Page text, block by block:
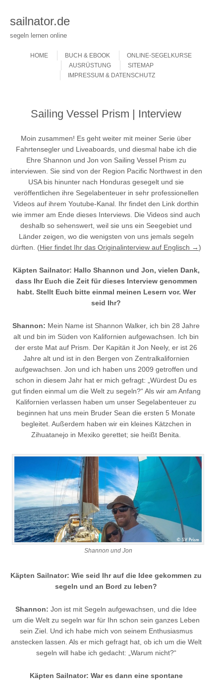
sailnator.de
segeln lernen online
MenuHOME
BUCH & EBOOK
ONLINE-SEGELKURSE
AUSRÜSTUNG
SITEMAP
IMPRESSUM & DATENSCHUTZ
Sailing Vessel Prism | Interview
Moin zusammen! Es geht weiter mit meiner Serie über
Fahrtensegler und Liveaboards, und diesmal habe ich die
Ehre Shannon und Jon von Sailing Vessel Prism zu
interviewen. Sie sind von der Region Pacific Northwest in den
USA bis hinunter nach Honduras gesegelt und sie
veröffentlichen ihre Segelabenteuer in sehr professionellen
Videos auf ihrem Youtube-Kanal. Ihr findet den Link dorthin
wie immer am Ende dieses Interviews. Die Videos sind auch
deshalb so sehenswert, weil sie uns ein Seegebiet und
Länder zeigen, wo die wenigsten von uns jemals segeln
dürften. (Hier findet Ihr das Originalinterview auf Englisch →)
Käpten Sailnator: Hallo Shannon und Jon, vielen Dank,
dass Ihr Euch die Zeit für dieses Interview genommen
habt. Stellt Euch bitte einmal meinen Lesern vor. Wer
seid Ihr?
Shannon: Mein Name ist Shannon Walker, ich bin 28 Jahre
alt und bin im Süden von Kalifornien aufgewachsen. Ich bin
der erste Mat auf Prism. Der Kapitän it Jon Neely, er ist 26
Jahre alt und ist in den Bergen von Zentralkalifornien
aufgewachsen. Jon und ich haben uns 2009 getroffen und
schon in diesem Jahr hat er mich gefragt: „Würdest Du es
gut finden einmal um die Welt zu segeln?“ Als wir am Anfang
Kalifornien verlassen haben um unser Segelabenteuer zu
beginnen hat uns mein Bruder Sean die ersten 5 Monate
begleitet. Außerdem haben wir ein kleines Kätzchen in
Zihuatanejo in Mexiko gerettet; sie heißt Benita.
Shannon und Jon
Käpten Sailnator: Wie seid Ihr auf die Idee gekommen zu
segeln und an Bord zu leben?
Shannon: Jon ist mit Segeln aufgewachsen, und die Idee
um die Welt zu segeln war für Ihn schon sein ganzes Leben
sein Ziel. Und ich habe mich von seinem Enthusiasmus
anstecken lassen. Als er mich gefragt hat, ob ich um die Welt
segeln will habe ich gedacht: „Warum nicht?“
Käpten Sailnator: War es dann eine spontane